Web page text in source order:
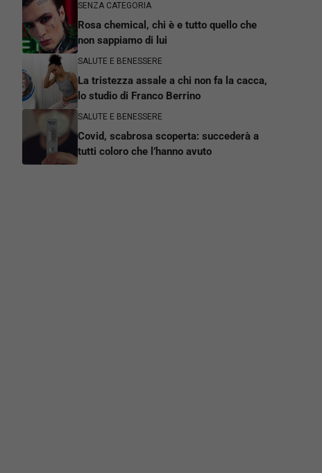
SENZA CATEGORIA
Rosa chemical, chi è e tutto quello che
non sappiamo di lui
SALUTE E BENESSERE
La tristezza assale a chi non fa la cacca,
lo studio di Franco Berrino
SALUTE E BENESSERE
Covid, scabrosa scoperta: succederà a
tutti coloro che l’hanno avuto